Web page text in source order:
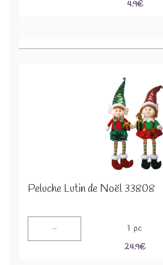
4.9€
Peluche Lutin de Noël 33808
- 1 pc
24.9€